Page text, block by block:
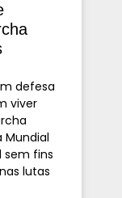
defesa
viver
Mundial
sem fins
lutas